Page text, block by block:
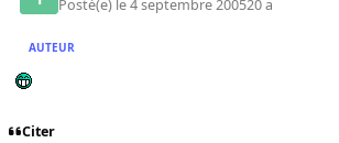
Posté(e) le 4 septembre 200520 a
AUTEUR
Citer